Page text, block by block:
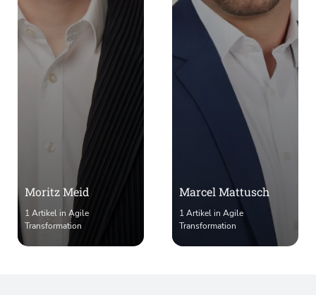
Moritz Meid
1 Artikel in Agile
Transformation
Marcel Mattusch
1 Artikel in Agile
Transformation